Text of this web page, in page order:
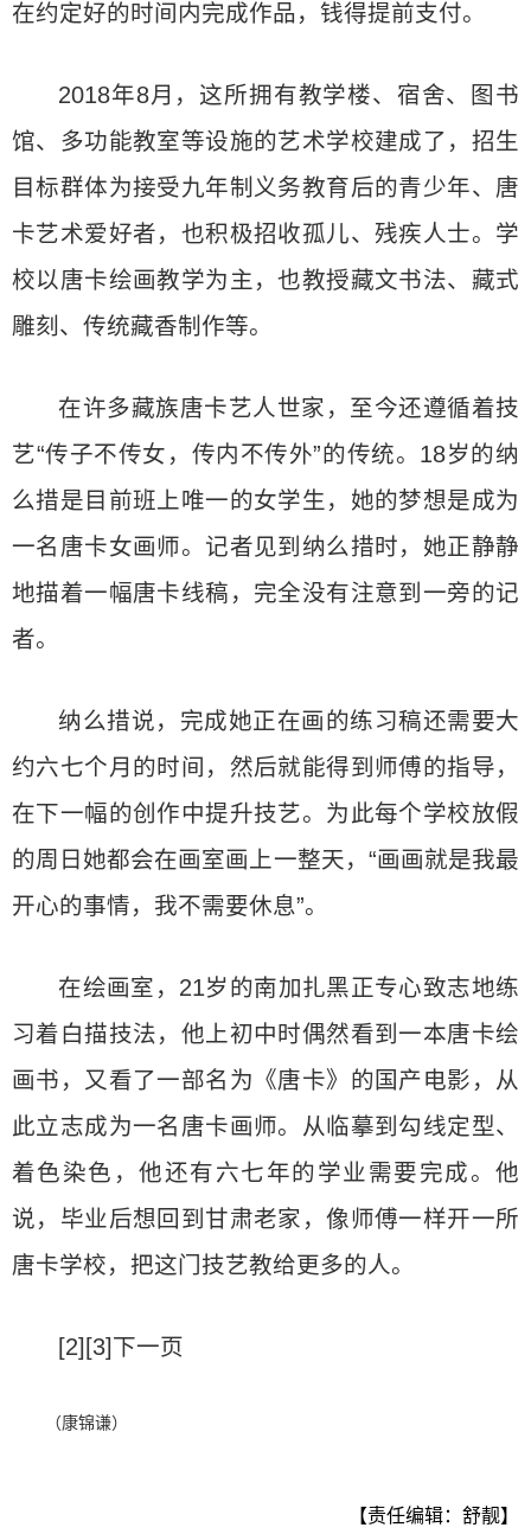
在约定好的时间内完成作品，钱得提前支付。
2018年8月，这所拥有教学楼、宿舍、图书
馆、多功能教室等设施的艺术学校建成了，招生
目标群体为接受九年制义务教育后的青少年、唐
卡艺术爱好者，也积极招收孤儿、残疾人士。学
校以唐卡绘画教学为主，也教授藏文书法、藏式
雕刻、传统藏香制作等。
在许多藏族唐卡艺人世家，至今还遵循着技
艺“传子不传女，传内不传外”的传统。18岁的纳
么措是目前班上唯一的女学生，她的梦想是成为
一名唐卡女画师。记者见到纳么措时，她正静静
地描着一幅唐卡线稿，完全没有注意到一旁的记
者。
纳么措说，完成她正在画的练习稿还需要大
约六七个月的时间，然后就能得到师傅的指导，
在下一幅的创作中提升技艺。为此每个学校放假
的周日她都会在画室画上一整天，“画画就是我最
开心的事情，我不需要休息”。
在绘画室，21岁的南加扎黑正专心致志地练
习着白描技法，他上初中时偶然看到一本唐卡绘
画书，又看了一部名为《唐卡》的国产电影，从
此立志成为一名唐卡画师。从临摹到勾线定型、
着色染色，他还有六七年的学业需要完成。他
说，毕业后想回到甘肃老家，像师傅一样开一所
唐卡学校，把这门技艺教给更多的人。
[2][3]下一页
（康锦谦）
【责任编辑：舒靓】